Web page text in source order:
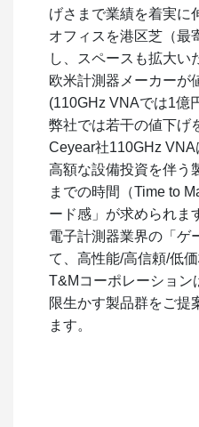
げさまで業績を着実に
オフィスを港区芝（最
し、スペースも拡大い
欧米計測器メーカーが
(110GHz VNAでは1億
弊社では若干の値下げ
Ceyear社110GHz VNA
高額な設備投資を伴う
までの時間（Time to
ード感」が求められま
電子計測器業界の「ゲ
て、高性能/高信頼/低
T&Mコーポレーション
限生かす製品群をご提
ます。